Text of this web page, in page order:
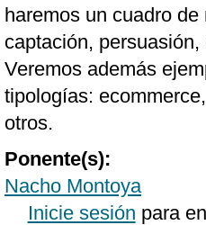
haremos un cuadro
captación,
Veremos además
tipologías:
otros.
Ponente(s):
Nacho Montoya
Inicie sesión para